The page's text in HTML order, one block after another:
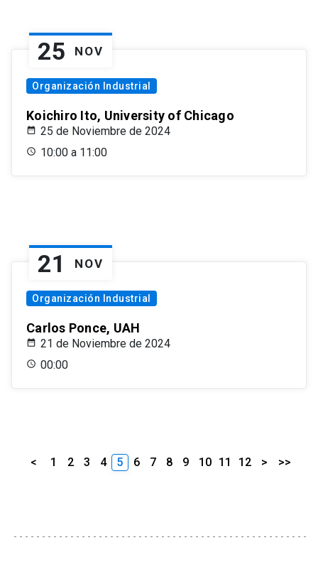
25 NOV
Organización Industrial
Koichiro Ito, University of Chicago
25 de Noviembre de 2024
10:00 a 11:00
21 NOV
Organización Industrial
Carlos Ponce, UAH
21 de Noviembre de 2024
00:00
< 1 2 3 4 5 6 7 8 9 10 11 12 > >>